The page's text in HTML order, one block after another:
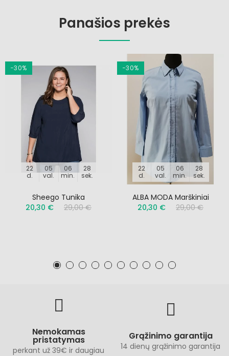
Panašios prekės
−30%
22
d.
05
val.
06
min.
28
sek.
Sheego Tunika
20,30 €
29,00 €
−30%
22
d.
05
val.
06
min.
28
sek.
ALBA MODA Marškiniai
20,30 €
29,00 €
Nemokamas
pristatymas
perkant už 39€ ir daugiau
Grąžinimo garantija
14 dienų grąžinimo garantija